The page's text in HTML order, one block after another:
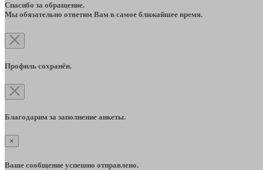
Спасибо за обращение.
Мы обязательно ответим Вам в самое ближайшее время.
Профиль сохранён.
Благодарим за заполнение анкеты.
×
Ваше сообщение успешно отправлено.